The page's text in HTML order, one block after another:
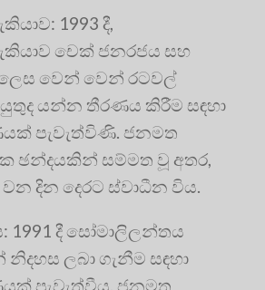
1993 දී,
චෙක් ජනරජය සහ
වෙන් වෙන් රටවල්
යන්න තීරණය කිරීම සඳහා
පැවැත්විණි. ජනමත
ක ඡන්දයකින් සම්මත වූ අතර,
වන දින දෙරට ස්වාධීන විය.
දී සෝමාලිලන්තය
ලබා ගැනීම සඳහා
පැවැත්වීය. ජනමත